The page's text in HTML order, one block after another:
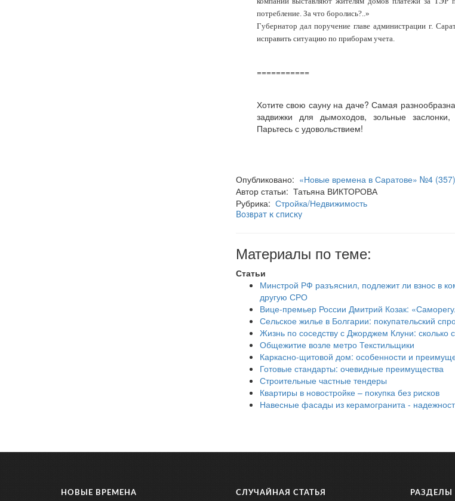
потребление. За что боролись?..»
Губернатор дал поручение главе администрации г.
исправить ситуацию по приборам учета.
===========
Хотите свою сауну на даче? Самая
задвижки для дымоходов, зольные
Парьтесь с удовольствием!
Опубликовано: «Новые времена в Саратове» №4 (357)
Автор статьи: Татьяна ВИКТОРОВА
Рубрика: Стройка/Недвижимость
Возврат к списку
Материалы по теме:
Статьи
Минстрой РФ разъяснил, подлежит ли взнос в
другую СРО
Вице-премьер России Дмитрий Козак:
Сельское жилье в Болгарии: покупательский
Жизнь по соседству с Джорджем Клуни: сколько
Общежитие возле метро Текстильщики
Каркасно-щитовой дом: особенности и
Готовые стандарты: очевидные преимущества
Строительные частные тендеры
Квартиры в новостройке – покупка без рисков
Навесные фасады из керамогранита -
НОВЫЕ ВРЕМЕНА СЛУЧАЙНАЯ СТАТЬЯ РАЗДЕЛЫ